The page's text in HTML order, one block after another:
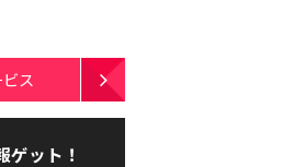
ス
ゲット！